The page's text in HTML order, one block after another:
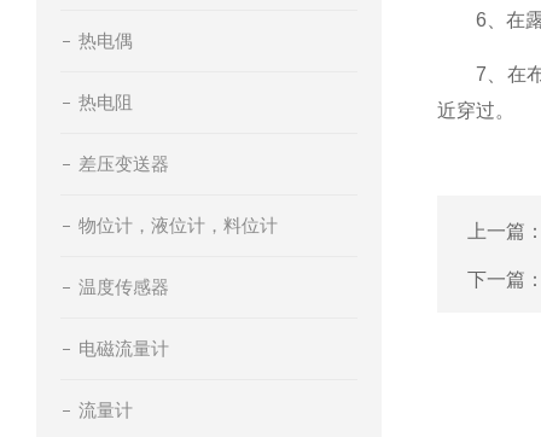
6、在露
7、在布
近穿过。
上一篇
下一篇
热电偶
热电阻
差压变送器
物位计，液位计，料位计
温度传感器
电磁流量计
流量计